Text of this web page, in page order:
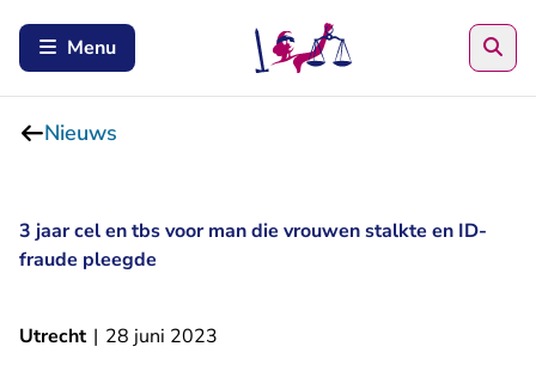
Menu
Nieuws
3 jaar cel en tbs voor man die vrouwen stalkte en ID-
fraude pleegde
Utrecht | 28 juni 2023